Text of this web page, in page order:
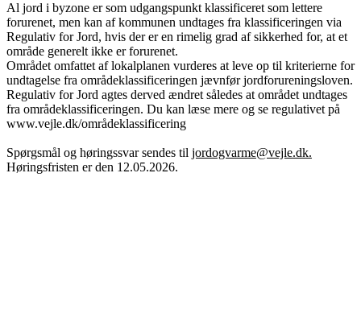
Al jord i byzone er som udgangspunkt klassificeret som lettere
forurenet, men kan af kommunen undtages fra klassificeringen via
Regulativ for Jord, hvis der er en rimelig grad af sikkerhed for, at et
område generelt ikke er forurenet.
Området omfattet af lokalplanen vurderes at leve op til kriterierne for
undtagelse fra områdeklassificeringen jævnfør jordforureningsloven.
Regulativ for Jord agtes derved ændret således at området undtages
fra områdeklassificeringen. Du kan læse mere og se regulativet på
www.vejle.dk/områdeklassificering
Spørgsmål og høringssvar sendes til jordogvarme@vejle.dk.
Høringsfristen er den 12.05.2026.